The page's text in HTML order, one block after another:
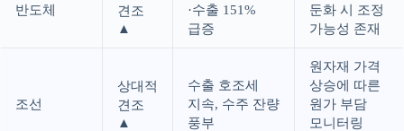
반도체
견조
▲
·수출 151%
급증
둔화 시 조정
가능성 존재
조선
상대적
견조
▲
수출 호조세
지속, 수주 잔량
풍부
원자재 가격
상승에 따른
원가 부담
모니터링